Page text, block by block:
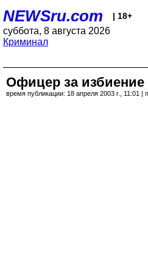
NEWSru.com | 18+
суббота, 8 августа 2026
Криминал
Офицер за избиение
время публикации: 18 апреля 2003 г., 11:01 |